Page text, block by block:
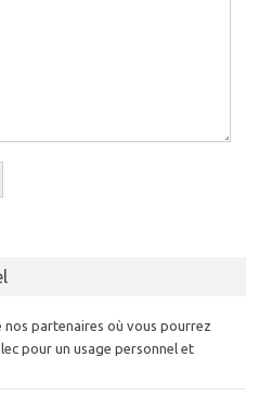
nos partenaires où vous pourrez
pour un usage personnel et